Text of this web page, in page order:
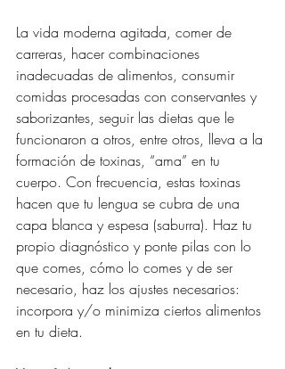
La vida moderna agitada, comer de
carreras, hacer combinaciones
inadecuadas de alimentos, consumir
comidas procesadas con conservantes y
saborizantes, seguir las dietas que le
funcionaron a otros, entre otros, lleva a la
formación de toxinas, “ama” en tu
cuerpo. Con frecuencia, estas toxinas
hacen que tu lengua se cubra de una
capa blanca y espesa (saburra). Haz tu
propio diagnóstico y ponte pilas con lo
que comes, cómo lo comes y de ser
necesario, haz los ajustes necesarios:
incorpora y/o minimiza ciertos alimentos
en tu dieta.